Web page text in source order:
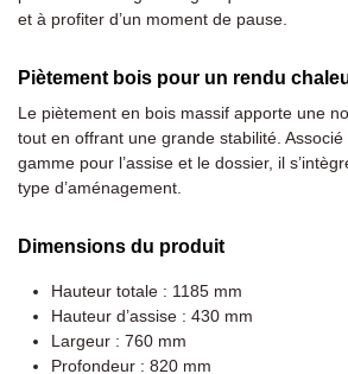
et à profiter d’un moment de pause.
Piètement bois pour un rendu
Le piètement en bois massif apporte une
tout en offrant une grande stabilité.
gamme pour l’assise et le dossier, il
type d’aménagement.
Dimensions du produit
Hauteur totale : 1185 mm
Hauteur d’assise : 430 mm
Largeur : 760 mm
Profondeur : 820 mm